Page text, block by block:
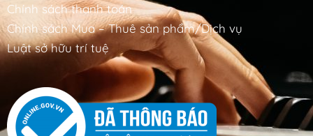
Chính sách thanh toán
Chính sách Mua – Thuê sản phẩm/Dịch vụ
Luật sở hữu trí tuệ